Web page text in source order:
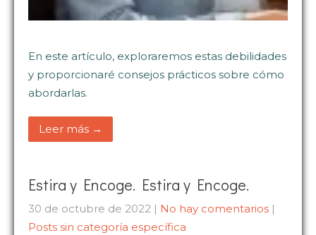
En este artículo, exploraremos estas debilidades
y proporcionaré consejos prácticos sobre cómo
abordarlas.
Leer más →
Estira y Encoge. Estira y Encoge.
30 de octubre de 2022 | No hay comentarios |
Posts sin categoría específica